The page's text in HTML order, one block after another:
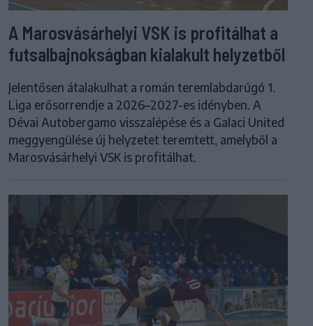
A Marosvásárhelyi VSK is profitálhat a
futsalbajnokságban kialakult helyzetből
Jelentősen átalakulhat a román teremlabdarúgó 1.
Liga erősorrendje a 2026–2027-es idényben. A
Dévai Autobergamo visszalépése és a Galaci United
meggyengülése új helyzetet teremtett, amelyből a
Marosvásárhelyi VSK is profitálhat.